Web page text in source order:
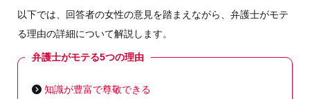
以下では、回答者の女性の意見を踏まえながら、弁護士がモテ
る理由の詳細について解説します。
弁護士がモテる5つの理由
知識が豊富で尊敬できる